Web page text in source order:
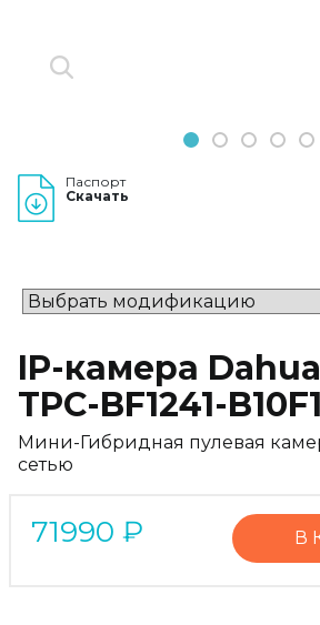
1 2 3 4 5
Паспорт
Скачать
IP-камера
TPC-BF1241-
Мини-Гибридная пулевая
сетью
71990 ₽ В